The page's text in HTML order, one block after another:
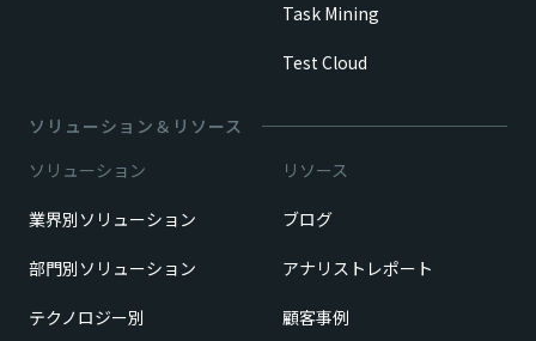
Task Mining
Test Cloud
ソリューション＆リソース
ソリューション
業界別ソリューション
部門別ソリューション
テクノロジー別
リソース
ブログ
アナリストレポート
顧客事例